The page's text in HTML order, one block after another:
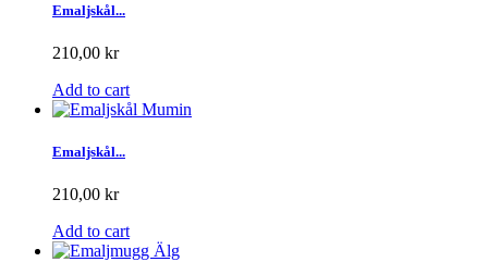
Emaljskål...
210,00 kr
Add to cart
Emaljskål...
210,00 kr
Add to cart